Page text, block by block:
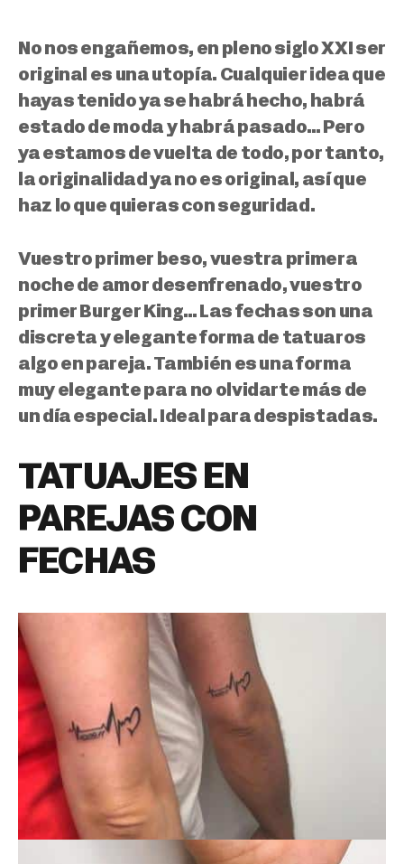
No nos engañemos, en pleno siglo XXI ser
original es una utopía. Cualquier idea que
hayas tenido ya se habrá hecho, habrá
estado de moda y habrá pasado… Pero
ya estamos de vuelta de todo, por tanto,
la originalidad ya no es original, así que
haz lo que quieras con seguridad.
Vuestro primer beso, vuestra primera
noche de amor desenfrenado, vuestro
primer Burger King… Las fechas son una
discreta y elegante forma de tatuaros
algo en pareja. También es una forma
muy elegante para no olvidarte más de
un día especial. Ideal para despistadas.
TATUAJES EN
PAREJAS CON
FECHAS